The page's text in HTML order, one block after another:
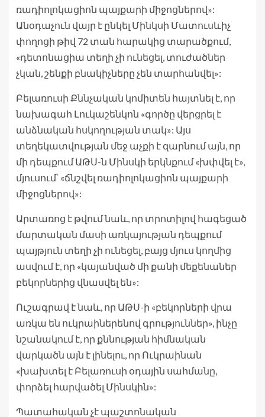
ռադիոլոկացիոն պայքարի միջոցներով»:
Անօդաչուն վայր է ընկել Մինկսի Մատուսևիչ
փողոցի թիվ 72 տան հարակից տարածքում,
«դետոնացիա տեղի չի ունեցել, տուժածներ
չկան, շենքի բնակիչները չեն տարհանվել»:
Բելառուսի Քննչական կոմիտեն հայտնել է, որ
նախագահ Լուկաշենկոն «գործը վերցրել է
անձնական հսկողության տակ»: Այս
տեղեկատվության մեջ աչքի է զարնում այն, որ
մի դեպքում ԱԹՍ-ն Մինսկի երկնքում «խփվել է»,
մյուսում՝ «ճնշվել ռադիոլոկացիոն պայքարի
միջոցներով»:
Արտառոց է թվում նաև, որ տրոտիլով հագեցած
մարտական մասի առկայության դեպքում
պայթյուն տեղի չի ունեցել, բայց մյուս կողմից
ասվում է, որ «կայանված մի քանի մեքենաներ
բեկորներից վնասվել են»:
Ուշագրավ է նաև, որ ԱԹՍ-ի «բեկորների վրա
առկա են ուկրաիներենով գրություններ», ինչը
նշանակում է, որ քննության հիմնական
վարկածն այն է լինելու, որ Ուկրաինան
«խախտել է Բելառուսի օդային սահմանը,
փորձել հարվածել Մինսկին»:
Պատահական չէ պաշտոնական